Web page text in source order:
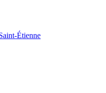
Étienne